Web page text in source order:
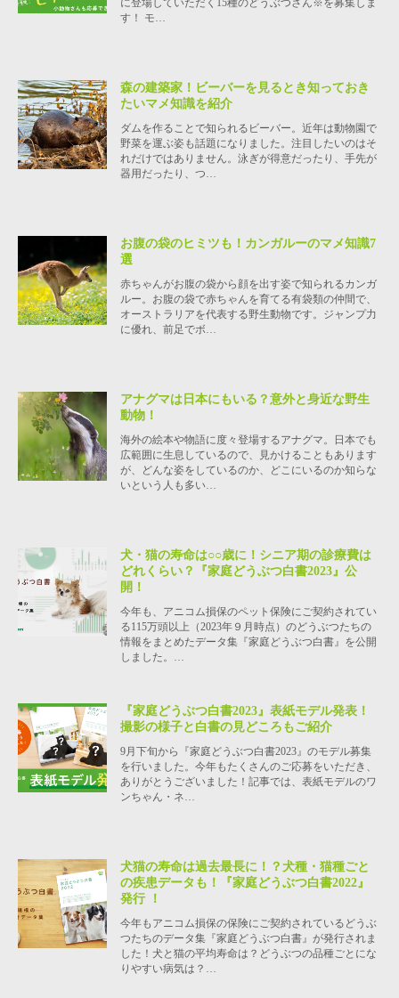
に登場していただく15種のどうぶつさん※を募集しま
す！ モ…
森の建築家！ビーバーを見るとき知っておき
たいマメ知識を紹介
ダムを作ることで知られるビーバー。近年は動物園で
野菜を運ぶ姿も話題になりました。注目したいのはそ
れだけではありません。泳ぎが得意だったり、手先が
器用だったり、つ…
お腹の袋のヒミツも！カンガルーのマメ知識7
選
赤ちゃんがお腹の袋から顔を出す姿で知られるカンガ
ルー。お腹の袋で赤ちゃんを育てる有袋類の仲間で、
オーストラリアを代表する野生動物です。ジャンプ力
に優れ、前足でボ…
アナグマは日本にもいる？意外と身近な野生
動物！
海外の絵本や物語に度々登場するアナグマ。日本でも
広範囲に生息しているので、見かけることもあります
が、どんな姿をしているのか、どこにいるのか知らな
いという人も多い…
犬・猫の寿命は○○歳に！シニア期の診療費は
どれくらい？『家庭どうぶつ白書2023』公
開！
今年も、アニコム損保のペット保険にご契約されてい
る115万頭以上（2023年９月時点）のどうぶつたちの
情報をまとめたデータ集『家庭どうぶつ白書』を公開
しました。…
『家庭どうぶつ白書2023』表紙モデル発表！
撮影の様子と白書の見どころもご紹介
9月下旬から『家庭どうぶつ白書2023』のモデル募集
を行いました。今年もたくさんのご応募をいただき、
ありがとうございました！記事では、表紙モデルのワ
ンちゃん・ネ…
犬猫の寿命は過去最長に！？犬種・猫種ごと
の疾患データも！『家庭どうぶつ白書2022』
発行 ！
今年もアニコム損保の保険にご契約されているどうぶ
つたちのデータ集『家庭どうぶつ白書』が発行されま
した！犬と猫の平均寿命は？どうぶつの品種ごとにな
りやすい病気は？…